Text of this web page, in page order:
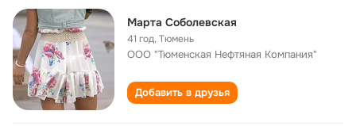
Марта Соболевская
41 год,Тюмень
ООО "Тюменская Нефтяная Компания"
Добавить в друзья